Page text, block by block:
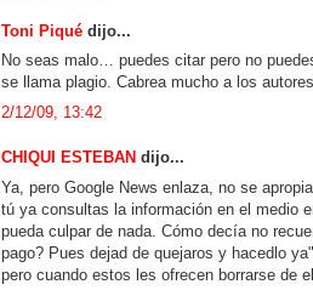
Toni Piqué dijo...
No seas malo… puedes citar pero no
se llama plagio. Cabrea mucho a los
2/12/09, 13:42
CHIQUI ESTEBAN dijo...
Ya, pero Google News enlaza, no se
tú ya consultas la información en el medio
pueda culpar de nada. Cómo decía no
pago? Pues dejad de quejaros y hacedlo
pero cuando estos les ofrecen borrarse de